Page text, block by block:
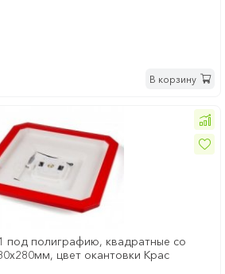
В корзину
под полиграфию, квадратные со
цвет окантовки Крас